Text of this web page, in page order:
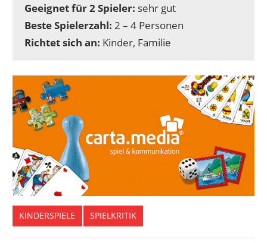
Geeignet für 2 Spieler: sehr gut
Beste Spielerzahl: 2 – 4 Personen
Richtet sich an: Kinder, Familie
KINDERSPIELE SPIELKRITIK